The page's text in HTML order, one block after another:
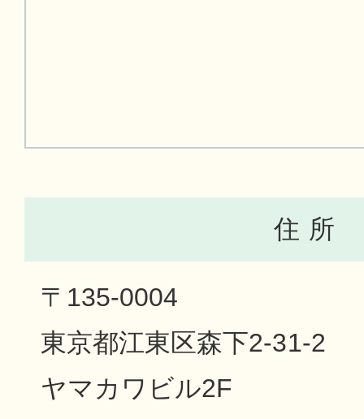
住 所
〒135-0004
東京都江東区森下2-31-2
ヤマカワビル2F